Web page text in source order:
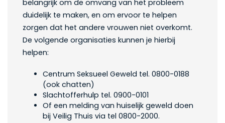
belangrijk om de omvang van het probleem
duidelijk te maken, en om ervoor te helpen
zorgen dat het andere vrouwen niet overkomt.
De volgende organisaties kunnen je hierbij
helpen:
Centrum Seksueel Geweld tel. 0800-0188
(ook chatten)
Slachtofferhulp tel. 0900-0101
Of een melding van huiselijk geweld doen
bij Veilig Thuis via tel 0800-2000.